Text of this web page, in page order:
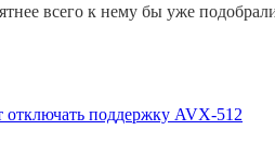
всего к нему бы уже
отключать поддержку AVX-512